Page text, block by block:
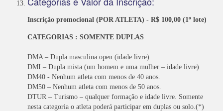
Inscrição promocional (POR ATLETA) - R$ 100,00 (1º lote)
CATEGORIAS : SOMENTE DUPLAS
DMA – Dupla masculina open (idade livre)
DMI – Dupla mista (um homem e uma mulher – idade livre)
DM40 - Nenhum atleta com menos de 40 anos.
DM50 – Nenhum atleta com menos de 50 anos.
DTUR – Turismo – qualquer formação e idade livre. Somente
nesta categoria o atleta poderá participar em duplas ou solo.(*)